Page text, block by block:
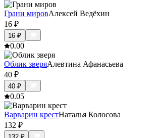
Грани мировАлексей Ведёхин
16 ₽
16 ₽
0.00
Облик зверяАлевтина Афанасьева
40 ₽
40 ₽
0.05
Варварин крестНаталья Колосова
132 ₽